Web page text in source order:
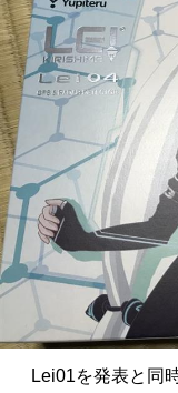
Lei01を発表と同